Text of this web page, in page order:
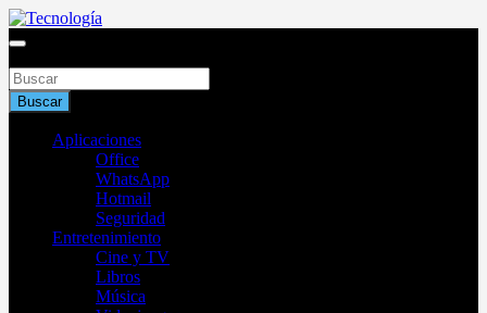
Saltar
al
Tecnología
Buscar
Aplicaciones
Office
WhatsApp
Hotmail
Seguridad
Entretenimiento
Cine y TV
Libros
Música